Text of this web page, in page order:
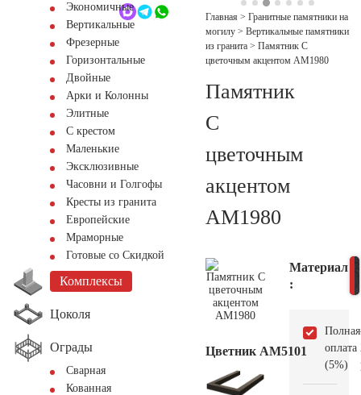
Обратный звонокЭкономичные
Вертикальные
Фрезерные
Горизонтальные
Двойные
Арки и Колонны
Элитные
С крестом
Маленькие
Эксклюзивные
Часовни и Голгофы
Кресты из гранита
Европейские
Мраморные
Готовые со Скидкой
Комплексы
Цоколя
Ограды
Сварная
Кованная
Главная > Гранитные памятники на
могилу > Вертикальные памятники
из гранита > Памятник С
цветочным акцентом AM1980
Памятник
С
цветочным
акцентом
AM1980
Цветник АМ5101
Материал
:
Полная
оплата
(5%)